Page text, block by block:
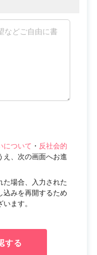
について ・ 反社会的
え、次の画面へお進
た場合、入力された
込みを再開するため
ます。
する